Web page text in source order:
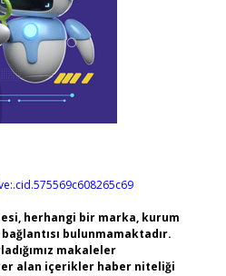
herhangi bir marka, kurum
bulunmamaktadır.
makaleler
alan içerikler haber niteliği